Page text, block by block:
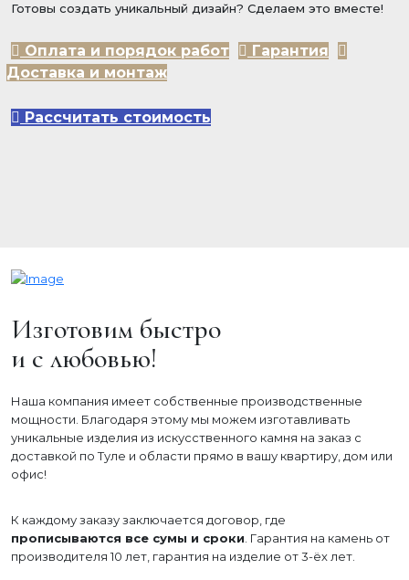
Готовы создать уникальный дизайн? Сделаем это вместе!
Оплата и порядок работ
Гарантия
Доставка и монтаж
Рассчитать стоимость
Изготовим быстро
и с любовью!
Наша компания имеет собственные производственные
мощности. Благодаря этому мы можем изготавливать
уникальные изделия из искусственного камня на заказ с
доставкой по Туле и области прямо в вашу квартиру, дом или
офис!
К каждому заказу заключается договор, где
прописываются все сумы и сроки . Гарантия на камень от
производителя 10 лет, гарантия на изделие от 3-ёх лет.